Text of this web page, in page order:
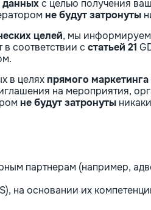
данныхс целью получения
не будут затронуты
целей, мы информируем
соответствии с статьей 21
в целяхпрямого маркетинга
на мероприятия,
не будут затронуты
партнерам (например,
на основании их